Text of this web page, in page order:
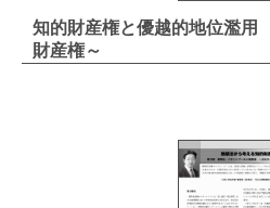
知的財産権と優越的地位濫
財産権～